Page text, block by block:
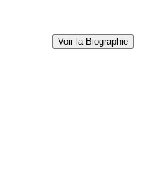
Voir la Biographie